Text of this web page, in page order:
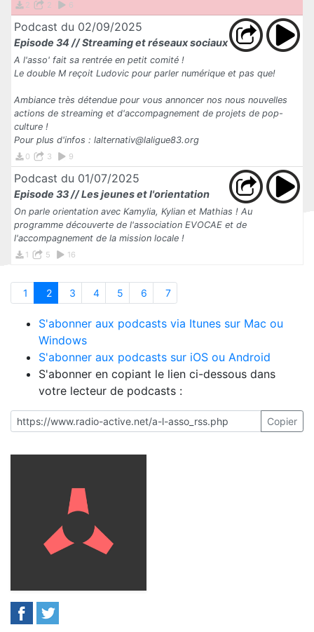
2 2 6
Podcast du 02/09/2025
Episode 34 // Streaming et réseaux sociaux
A l'asso' fait sa rentrée en petit comité !
Le double M reçoit Ludovic pour parler numérique et pas que!
Ambiance très détendue pour vous annoncer nos nous nouvelles
actions de streaming et d'accompagnement de projets de pop-
culture !
Pour plus d'infos : lalternativ@laligue83.org
0 3 9
Podcast du 01/07/2025
Episode 33 // Les jeunes et l'orientation
On parle orientation avec Kamylia, Kylian et Mathias ! Au
programme découverte de l'association EVOCAE et de
l'accompagnement de la mission locale !
1 5 16
1 2 3 4 5 6 7
S'abonner aux podcasts via Itunes sur Mac ou
Windows
S'abonner aux podcasts sur iOS ou Android
S'abonner en copiant le lien ci-dessous dans
votre lecteur de podcasts :
Copier